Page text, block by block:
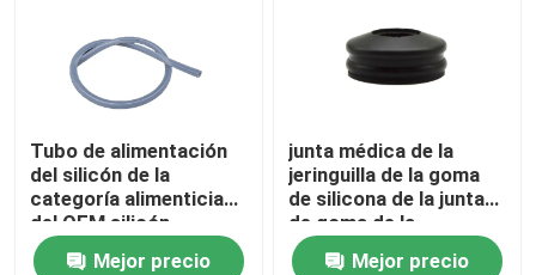
Tubo de alimentación
del silicón de la
categoría alimenticia
del OEM silicón
transparente del tubo
Mejor precio
junta médica de la
jeringuilla de la goma
de silicona de la junta
de goma de la
jeringuilla 5ml
Mejor precio